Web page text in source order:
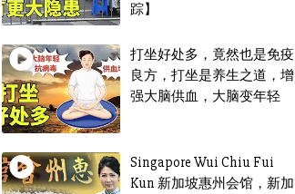
踪】
打坐好处多，竟然也是免疫
良方，打坐是养生之道，增
强大脑供血，大脑变年轻
Singapore Wui Chiu Fui
Kun 新加坡惠州会馆，新加